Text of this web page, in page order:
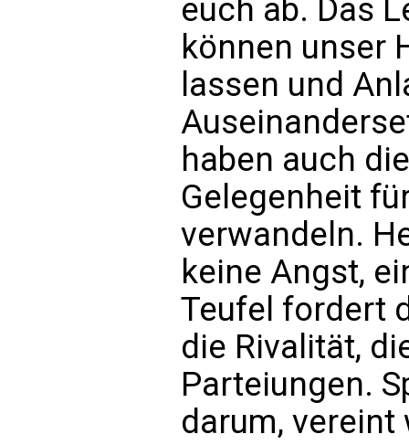
euch ab. Das
können unser
lassen und
haben auch
Gelegenheit
verwandeln.
keine Angst,
Teufel fordert
die Rivalität,
Parteiungen.
darum,